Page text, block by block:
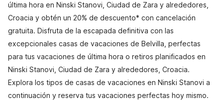
última hora en Ninski Stanovi, Ciudad de Zara y alrededores,
Croacia y obtén un 20% de descuento* con cancelación
gratuita. Disfruta de la escapada definitiva con las
excepcionales casas de vacaciones de Belvilla, perfectas
para tus vacaciones de última hora o retiros planificados en
Ninski Stanovi, Ciudad de Zara y alrededores, Croacia.
Explora los tipos de casas de vacaciones en Ninski Stanovi a
continuación y reserva tus vacaciones perfectas hoy mismo.